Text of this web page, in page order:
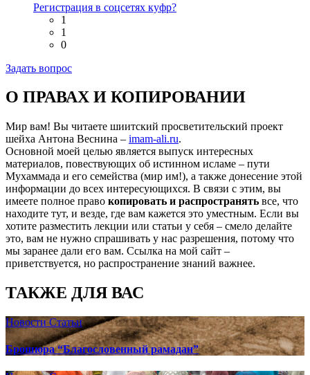
Регистрация в соцсетях куфр?
1
1
0
Задать вопрос
О ПРАВАХ И КОПИРОВАНИИ
Мир вам! Вы читаете шиитский просветительский проект
шейха Антона Веснина – imam-ali.ru.
Основной моей целью является выпуск интересных
материалов, повествующих об истинном исламе – пути
Мухаммада и его семейства (мир им!), а также донесение этой
информации до всех интересующихся. В связи с этим, вы
имеете полное право копировать и распространять все, что
находите тут, и везде, где вам кажется это уместным. Если вы
хотите разместить лекции или статьи у себя – смело делайте
это, вам не нужно спрашивать у нас разрешения, потому что
мы заранее дали его вам. Ссылка на мой сайт –
приветствуется, но распространение знаний важнее.
ТАКЖЕ ДЛЯ ВАС
НовостиСтатьи
Брошюра “Благословенный рамадан”